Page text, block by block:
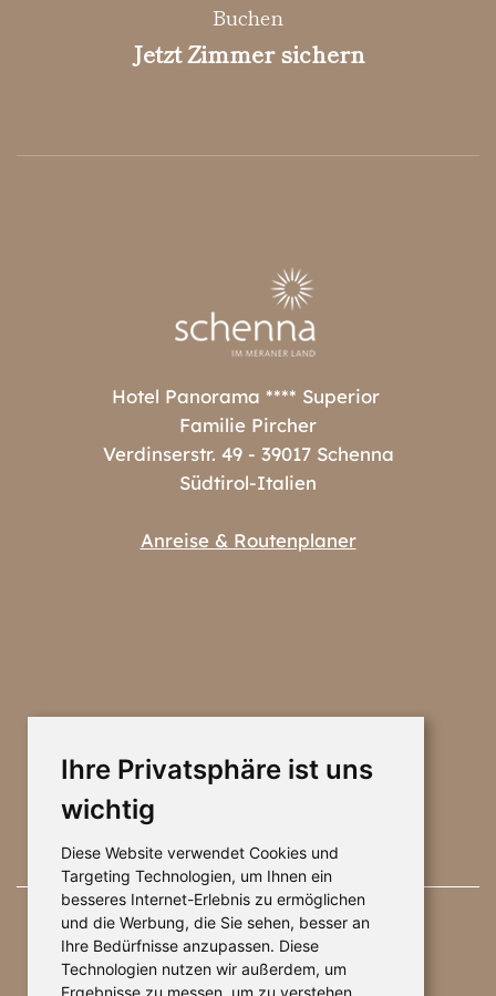
Ihre Privatsphäre ist uns
wichtig
Diese Website verwendet Cookies und
Targeting Technologien, um Ihnen ein
besseres Internet-Erlebnis zu ermöglichen
und die Werbung, die Sie sehen, besser an
Ihre Bedürfnisse anzupassen. Diese
Technologien nutzen wir außerdem, um
Ergebnisse zu messen, um zu verstehen,
Buchen
Jetzt Zimmer sichern
Hotel Panorama **** Superior
Familie Pircher
Verdinserstr. 49 - 39017 Schenna
Südtirol-Italien
Anreise & Routenplaner